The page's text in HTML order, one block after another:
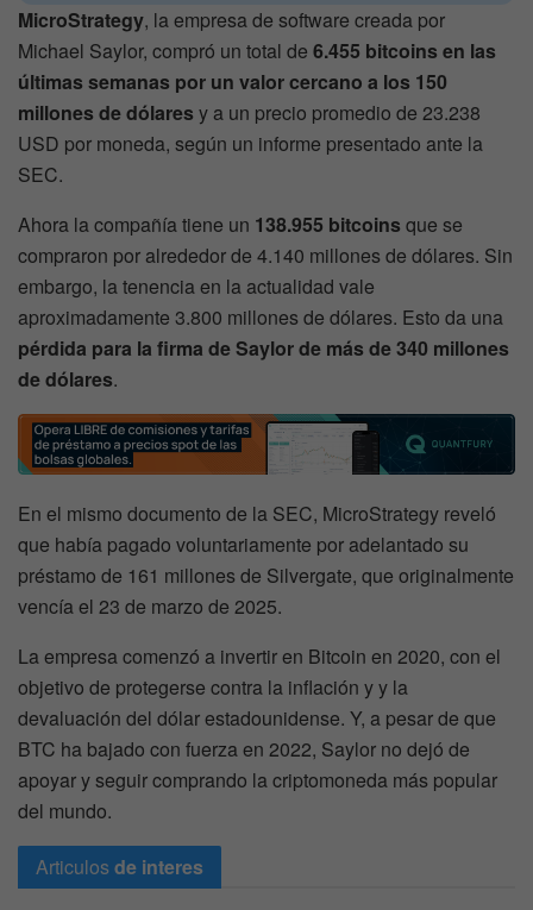
MicroStrategy, la empresa de software creada por
Michael Saylor, compró un total de 6.455 bitcoins en las
últimas semanas por un valor cercano a los 150
millones de dólares y a un precio promedio de 23.238
USD por moneda, según un informe presentado ante la
SEC.
Ahora la compañía tiene un 138.955 bitcoins que se
compraron por alrededor de 4.140 millones de dólares. Sin
embargo, la tenencia en la actualidad vale
aproximadamente 3.800 millones de dólares. Esto da una
pérdida para la firma de Saylor de más de 340 millones
de dólares.
En el mismo documento de la SEC, MicroStrategy reveló
que había pagado voluntariamente por adelantado su
préstamo de 161 millones de Silvergate, que originalmente
vencía el 23 de marzo de 2025.
La empresa comenzó a invertir en Bitcoin en 2020, con el
objetivo de protegerse contra la inflación y y la
devaluación del dólar estadounidense. Y, a pesar de que
BTC ha bajado con fuerza en 2022, Saylor no dejó de
apoyar y seguir comprando la criptomoneda más popular
del mundo.
Articulosde interes